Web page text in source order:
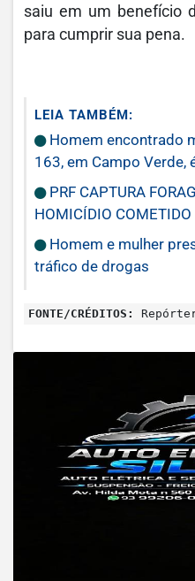
saiu em um benefício
para cumprir sua pena.
LEIA TAMBÉM:
Homem encontrado
163, em Campo Verde,
PRF CAPTURA
HOMICÍDIO
Homem e mulher
tráfico de drogas
FONTE/CRÉDITOS: